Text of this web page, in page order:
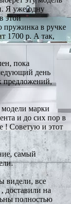
Я уже одну
этой
пружинка в ручке
1700 р. А так,
пока
день
предложений,
марки
и до сих пор в
! Советую и этот
самый
видели, все
доставили на
полностью